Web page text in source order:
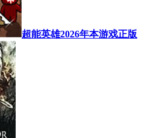
超能英雄2026年本游戏正版